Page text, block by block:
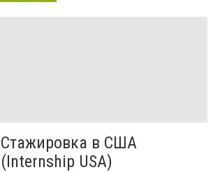
Стажировка в США
(Internship USA)